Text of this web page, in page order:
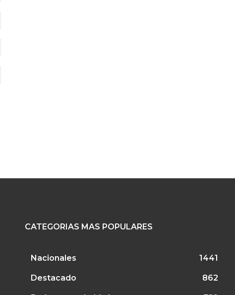
electrónico:*
web:
CATEGORIAS MAS POPULARES
Nacionales 1441
Destacado 862